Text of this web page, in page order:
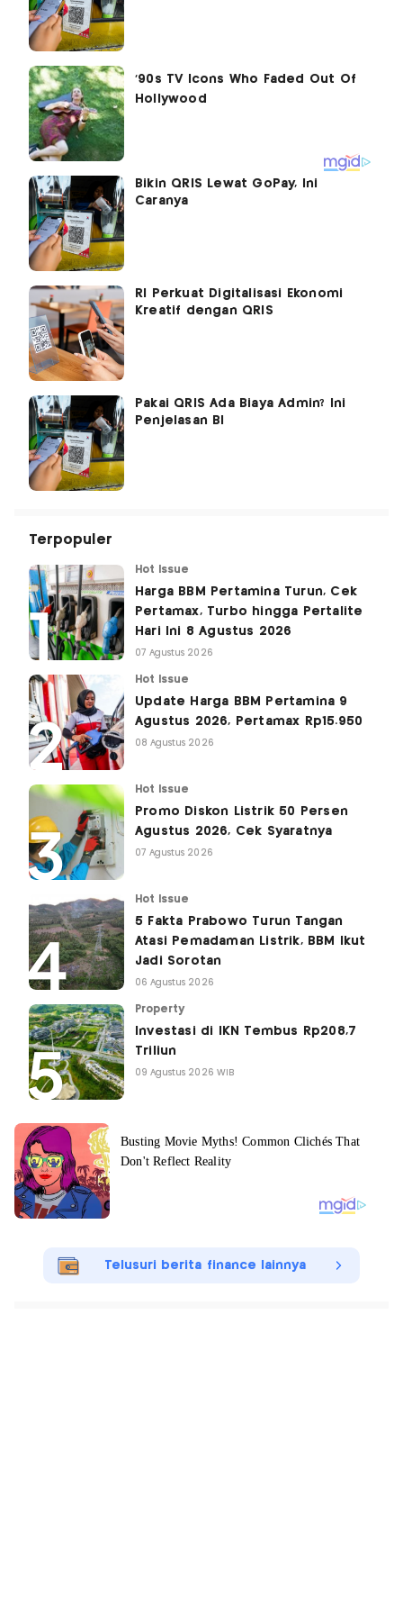
Bikin QRIS Lewat GoPay, Ini
Caranya
RI Perkuat Digitalisasi Ekonomi
Kreatif dengan QRIS
Pakai QRIS Ada Biaya Admin? Ini
Penjelasan BI
Terpopuler
Hot Issue
Harga BBM Pertamina Turun, Cek
Pertamax, Turbo hingga Pertalite
Hari Ini 8 Agustus 2026
07 Agustus 2026
Hot Issue
Update Harga BBM Pertamina 9
Agustus 2026, Pertamax Rp15.950
08 Agustus 2026
Hot Issue
Promo Diskon Listrik 50 Persen
Agustus 2026, Cek Syaratnya
07 Agustus 2026
Hot Issue
5 Fakta Prabowo Turun Tangan
Atasi Pemadaman Listrik, BBM Ikut
Jadi Sorotan
06 Agustus 2026
Property
Investasi di IKN Tembus Rp208,7
Triliun
09 Agustus 2026 WIB
Telusuri berita finance lainnya